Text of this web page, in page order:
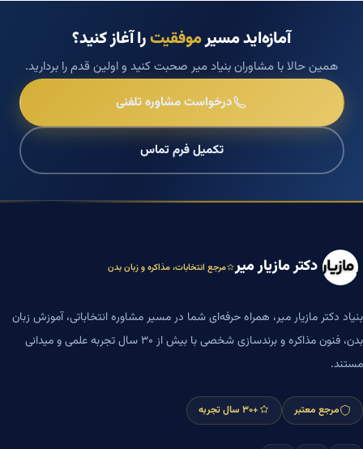
آمازه‌اید مسیرموفقیترا آغاز کنید؟
همین حالا با مشاوران بنیاد میر صحبت کنید و اولین قدم را بردارید.
درخواست مشاوره تلفنی
تکمیل فرم تماس
دکتر مازیار میر مرجع انتخابات، مذاکره و زبان بدن
بنیاد دکتر مازیار میر، همراه حرفه‌ای شما در مسیر مشاوره انتخاباتی، آموزش زبان
بدن، فنون مذاکره و برندسازی شخصی با بیش از ۳۰ سال تجربه علمی و میدانی
مستند.
مرجع معتبر +۳۰ سال تجربه